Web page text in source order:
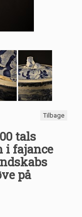
Tilbage
tals
i fajance
på